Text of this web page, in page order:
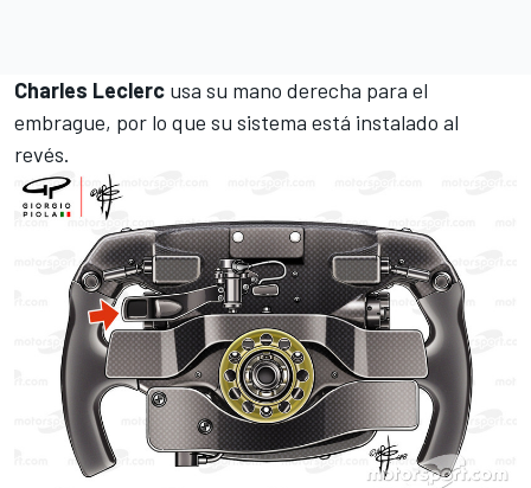
Charles Leclerc usa su mano derecha para el
embrague, por lo que su sistema está instalado al
revés.